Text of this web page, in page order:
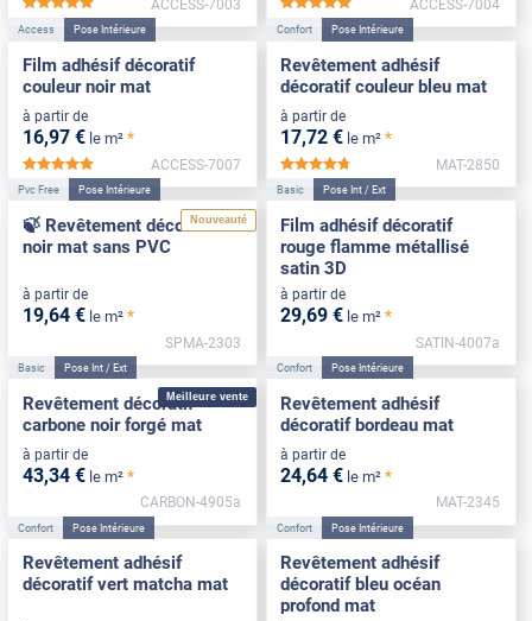
***** ACCESS-7003 ACCESS-7004
Access Pose Intérieure
Film adhésif décoratif
couleur noir mat
à partir de
16,97 € le m² *
*****
ACCESS-7007
Confort Pose Intérieure
Revêtement adhésif
décoratif couleur bleu mat
à partir de
17,72 € le m² *
*****
MAT-2850
Nouveauté
Pvc Free Pose Intérieure
🍃 Revêtement décoratif
noir mat sans PVC
à partir de
19,64 € le m² *
SPMA-2303
Basic Pose Int / Ext
Film adhésif décoratif
rouge flamme métallisé
satin 3D
à partir de
29,69 € le m² *
SATIN-4007a
Meilleure vente
Basic Pose Int / Ext
Revêtement décoratif
carbone noir forgé mat
à partir de
43,34 € le m² *
CARBON-4905a
Confort Pose Intérieure
Revêtement adhésif
décoratif bordeau mat
à partir de
24,64 € le m² *
MAT-2345
Confort Pose Intérieure
Revêtement adhésif
décoratif vert matcha mat
Confort Pose Intérieure
Revêtement adhésif
décoratif bleu océan
profond mat